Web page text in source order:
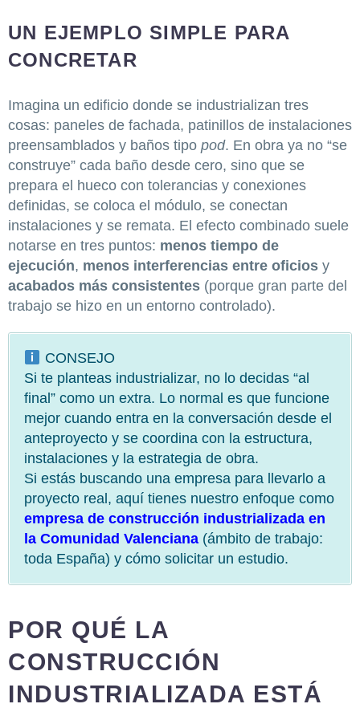
UN EJEMPLO SIMPLE PARA
CONCRETAR
Imagina un edificio donde se industrializan tres
cosas: paneles de fachada, patinillos de instalaciones
preensamblados y baños tipo pod. En obra ya no “se
construye” cada baño desde cero, sino que se
prepara el hueco con tolerancias y conexiones
definidas, se coloca el módulo, se conectan
instalaciones y se remata. El efecto combinado suele
notarse en tres puntos: menos tiempo de
ejecución, menos interferencias entre oficios y
acabados más consistentes (porque gran parte del
trabajo se hizo en un entorno controlado).
CONSEJO
Si te planteas industrializar, no lo decidas “al
final” como un extra. Lo normal es que funcione
mejor cuando entra en la conversación desde el
anteproyecto y se coordina con la estructura,
instalaciones y la estrategia de obra.
Si estás buscando una empresa para llevarlo a
proyecto real, aquí tienes nuestro enfoque como
empresa de construcción industrializada en
la Comunidad Valenciana (ámbito de trabajo:
toda España) y cómo solicitar un estudio.
POR QUÉ LA
CONSTRUCCIÓN
INDUSTRIALIZADA ESTÁ